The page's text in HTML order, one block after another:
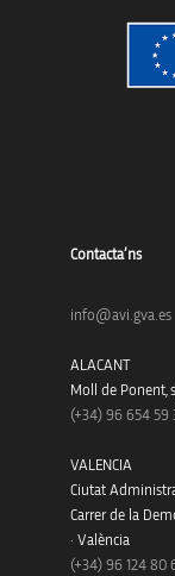
Contacta’ns
info@avi.gva.es
ALACANT
Moll de Ponent,
(+34) 96 654 59
VALENCIA
Ciutat
Carrer de la
· València
(+34) 96 124 80